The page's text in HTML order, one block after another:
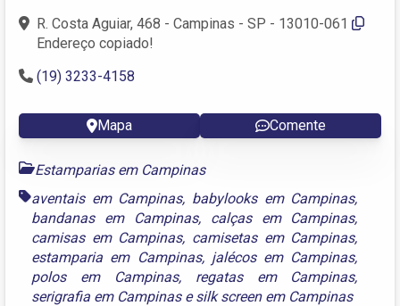
R. Costa Aguiar, 468 - Campinas - SP - 13010-061
Endereço copiado!
(19) 3233-4158
Mapa Comente
Estamparias em Campinas
aventais em Campinas, babylooks em Campinas,
bandanas em Campinas, calças em Campinas,
camisas em Campinas, camisetas em Campinas,
estamparia em Campinas, jalécos em Campinas,
polos em Campinas, regatas em Campinas,
serigrafia em Campinasesilk screen em Campinas